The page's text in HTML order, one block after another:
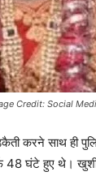
Credit: Social
करने साथ ही
घंटे हुए थे। खुशी